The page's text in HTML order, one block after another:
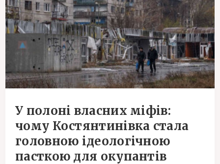
У полоні власних міфів:
чому Костянтинівка стала
головною ідеологічною
пасткою для окупантів